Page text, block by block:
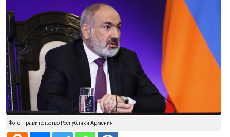
Фото: Правительство Республики Армения